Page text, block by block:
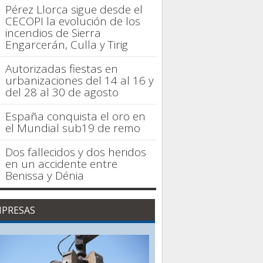
Pérez Llorca sigue desde el
CECOPI la evolución de los
incendios de Sierra
Engarcerán, Culla y Tirig
Autorizadas fiestas en
urbanizaciones del 14 al 16 y
del 28 al 30 de agosto
España conquista el oro en
el Mundial sub19 de remo
Dos fallecidos y dos heridos
en un accidente entre
Benissa y Dénia